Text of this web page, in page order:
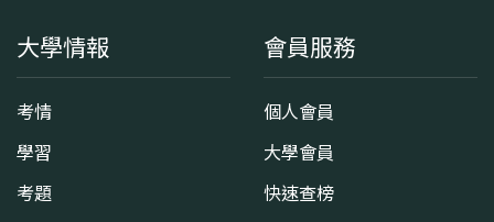
大學情報
考情
學習
考題
會員服務
個人會員
大學會員
快速查榜